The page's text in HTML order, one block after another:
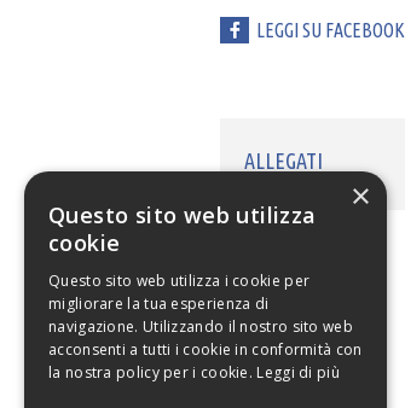
LEGGI SU FACEBOOK
ALLEGATI
×
Questo sito web utilizza
cookie
Questo sito web utilizza i cookie per
migliorare la tua esperienza di
navigazione. Utilizzando il nostro sito web
acconsenti a tutti i cookie in conformità con
la nostra policy per i cookie. Leggi di più